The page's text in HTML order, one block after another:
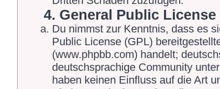
4. General Public License
Du nimmst zur Kenntnis, dass es
Public License (GPL)
(www.phpbb.com) handelt;
deutschsprachige Community
haben keinen Einfluss auf die Art